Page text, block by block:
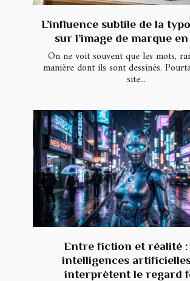
L’influence subtile de la
sur l’image de marque
On ne voit souvent que les mots,
manière dont ils sont dessinés.
site...
Entre fiction et réalité :
intelligences
interprètent le regard